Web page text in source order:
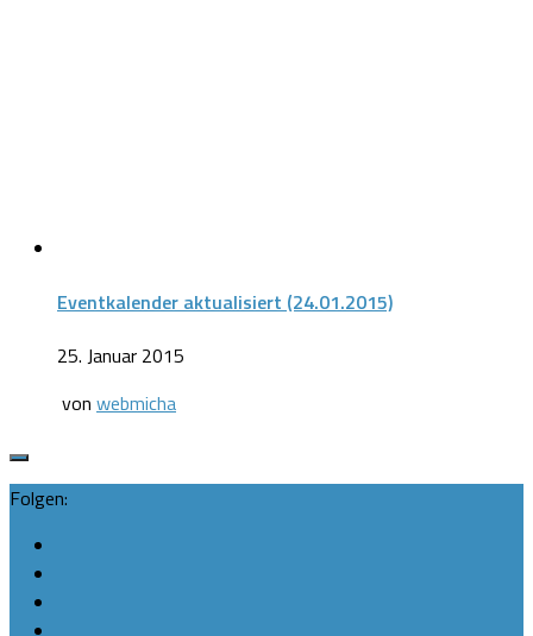
Eventkalender aktualisiert (24.01.2015)
25. Januar 2015
von webmicha
Folgen: